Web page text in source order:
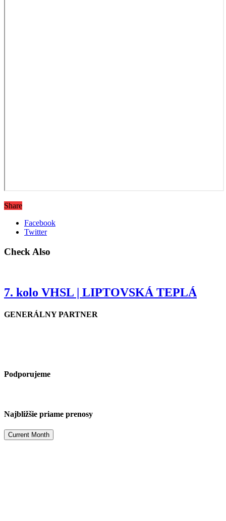
Share
Facebook
Twitter
Check Also
7. kolo VHSL | LIPTOVSKÁ TEPLÁ
GENERÁLNY PARTNER
Podporujeme
Najbližšie priame prenosy
Current Month